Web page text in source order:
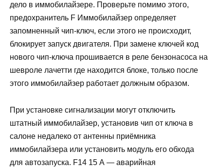
дело в иммобилайзере. Проверьте помимо этого,
предохранитель F Иммобилайзер определяет
запомненный чип-ключ, если этого не происходит,
блокирует запуск двигателя. При замене ключей код
нового чип-ключа прошивается в реле бензонасоса на
шевроле лачетти где находится блоке, только после
этого иммобилайзер работает должным образом.
При установке сигнализации могут отключить
штатный иммобилайзер, установив чип от ключа в
салоне недалеко от антенны приёмника
иммобилайзера или установить модуль его обхода
для автозапуска. F14 15 А — аварийная